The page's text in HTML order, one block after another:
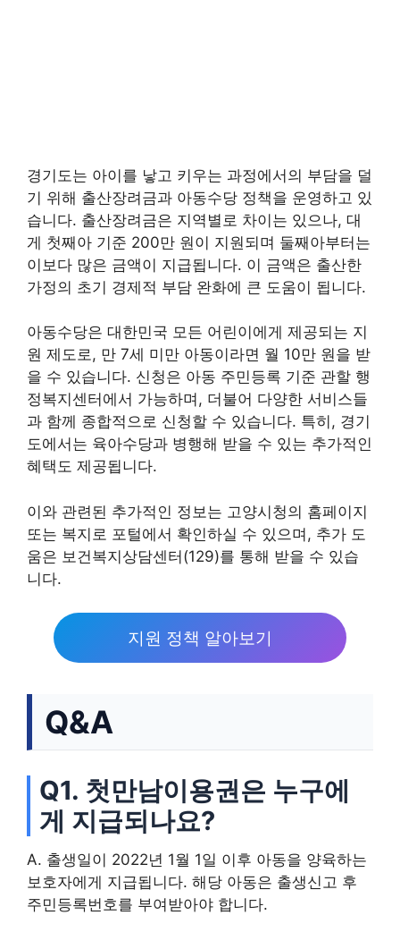
경기도는 아이를 낳고 키우는 과정에서의 부담을 덜
기 위해 출산장려금과 아동수당 정책을 운영하고 있
습니다. 출산장려금은 지역별로 차이는 있으나, 대
게 첫째아 기준 200만 원이 지원되며 둘째아부터는
이보다 많은 금액이 지급됩니다. 이 금액은 출산한
가정의 초기 경제적 부담 완화에 큰 도움이 됩니다.
아동수당은 대한민국 모든 어린이에게 제공되는 지
원 제도로, 만 7세 미만 아동이라면 월 10만 원을 받
을 수 있습니다. 신청은 아동 주민등록 기준 관할 행
정복지센터에서 가능하며, 더불어 다양한 서비스들
과 함께 종합적으로 신청할 수 있습니다. 특히, 경기
도에서는 육아수당과 병행해 받을 수 있는 추가적인
혜택도 제공됩니다.
이와 관련된 추가적인 정보는 고양시청의 홈페이지
또는 복지로 포털에서 확인하실 수 있으며, 추가 도
움은 보건복지상담센터(129)를 통해 받을 수 있습
니다.
지원 정책 알아보기
Q&A
Q1. 첫만남이용권은 누구에
게 지급되나요?
A. 출생일이 2022년 1월 1일 이후 아동을 양육하는
보호자에게 지급됩니다. 해당 아동은 출생신고 후
주민등록번호를 부여받아야 합니다.